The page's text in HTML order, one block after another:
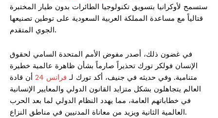
ستسمح لأوكرانيا بتسويق تكنولوجيا الطائرات بدون طيار المختبرة
قتالياً مع مساعدة المملكة العربية السعودية على توطين تصنيعها
الجوي المتقدم.
في غضون ذلك، أصدر مفوض الأمم المتحدة السامي لحقوق
الإنسان فولكر تورك تحذيراً صارماً بشأن ظاهرة عالمية خطيرة
متنامية. وفي حديثه في جنيف، أكد تورك لـ فرانس 24
أن قادة
العالم يتجاهلون بشكل متزايد القانون الدولي والمعايير الإنسانية
في خطاباتهم العامة، مما يهدد النظام الدولي لما بعد الحرب
العالمية الثانية ويزيد من معاناة المدنيين في مناطق النزاع.